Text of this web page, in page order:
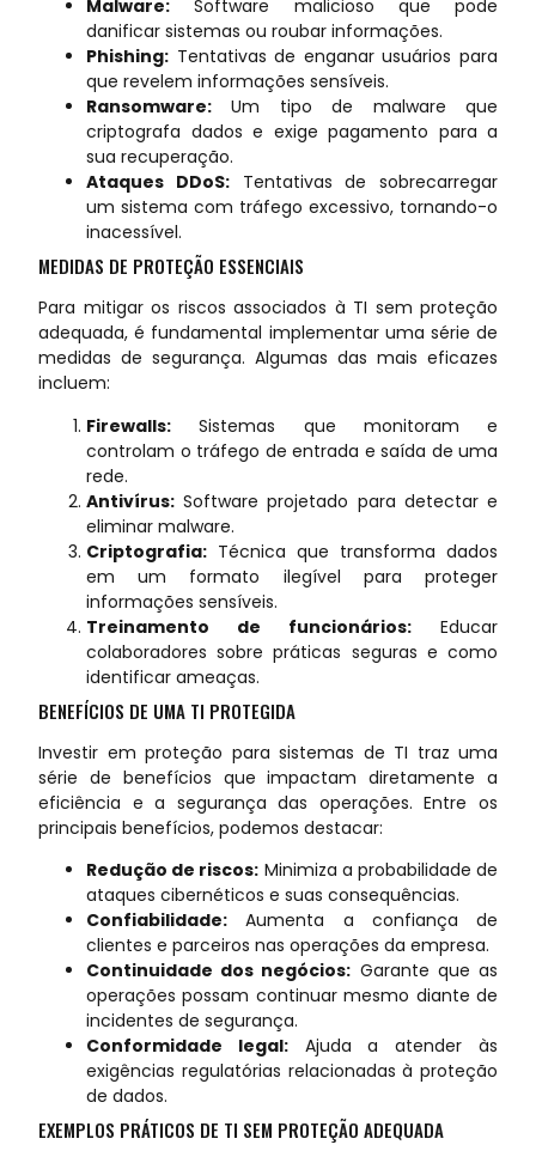
Malware: Software malicioso que pode
danificar sistemas ou roubar informações.
Phishing: Tentativas de enganar usuários para
que revelem informações sensíveis.
Ransomware: Um tipo de malware que
criptografa dados e exige pagamento para a
sua recuperação.
Ataques DDoS:Tentativas de sobrecarregar
um sistema com tráfego excessivo, tornando-o
inacessível.
MEDIDAS DE PROTEÇÃO ESSENCIAIS
Para mitigar os riscos associados à TI sem proteção
adequada, é fundamental implementar uma série de
medidas de segurança. Algumas das mais eficazes
incluem:
Firewalls: Sistemas que monitoram e
controlam o tráfego de entrada e saída de uma
rede.
Antivírus: Software projetado para detectar e
eliminar malware.
Criptografia: Técnica que transforma dados
em um formato ilegível para proteger
informações sensíveis.
Treinamento de funcionários: Educar
colaboradores sobre práticas seguras e como
identificar ameaças.
BENEFÍCIOS DE UMA TI PROTEGIDA
Investir em proteção para sistemas de TI traz uma
série de benefícios que impactam diretamente a
eficiência e a segurança das operações. Entre os
principais benefícios, podemos destacar:
Redução de riscos: Minimiza a probabilidade de
ataques cibernéticos e suas consequências.
Confiabilidade: Aumenta a confiança de
clientes e parceiros nas operações da empresa.
Continuidade dos negócios: Garante que as
operações possam continuar mesmo diante de
incidentes de segurança.
Conformidade legal:Ajuda a atender às
exigências regulatórias relacionadas à proteção
de dados.
EXEMPLOS PRÁTICOS DE TI SEM PROTEÇÃO ADEQUADA